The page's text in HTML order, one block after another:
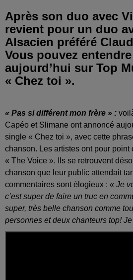
Après son duo avec
revient pour un duo
Alsacien préféré
Vous pouvez
aujourd’hui sur Top
« Chez toi ».
« Pas si différent mon frère » :
Capéo et Slimane ont annoncé
single « Chez toi », avec cette
chanson. Les artistes ont pour point
« The Voice ». Ils se retrouvent
chanson que leur public attendait
commentaires sont élogieux : « Je
c’est super de faire un truc en
super, très belle chanson comme
personnes et deux chanteurs top!